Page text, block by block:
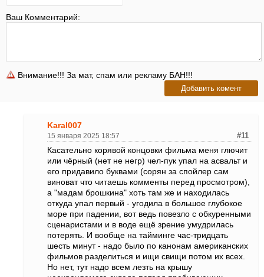
Ваш Комментарий:
Внимание!!! За мат, спам или рекламу БАН!!!
Karal007
15 января 2025 18:57 #11
Касательно корявой концовки фильма меня глючит
или чёрный (нет не негр) чел-пук упал на асвальт и
его придавило буквами (сорян за спойлер сам
виноват что читаешь комменты перед просмотром),
а "мадам брошкина" хоть там же и находилась
откуда упал первый - угодила в большое глубокое
море при падении, вот ведь повезло с обкуренными
сценаристами и в воде ещё зрение умудрилась
потерять. И вообще на тайминге час-тридцать
шесть минут - надо было по канонам американских
фильмов разделиться и ищи свищи потом их всех.
Но нет, тут надо всем лезть на крышу